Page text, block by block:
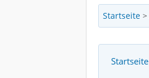
Startseite >
Startseite